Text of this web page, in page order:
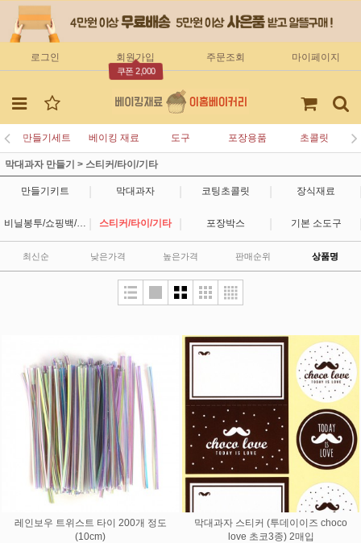
로그인 회원가입
쿠폰 2,000
주문조회 마이페이지
만들기세트 베이킹 재료 도구 포장용품 초콜릿
막대과자 만들기 > 스티커/타이/기타
만들기키트 막대과자 코팅초콜릿 장식재료
비닐봉투/쇼핑백/유산지 스티커/타이/기타 포장박스 기본 소도구
최신순 낮은가격 높은가격 판매순위 상품명
레인보우 트위스트 타이 200개 정도
(10cm)
막대과자 스티커 (투데이이즈 choco
love 초코3종) 2매입